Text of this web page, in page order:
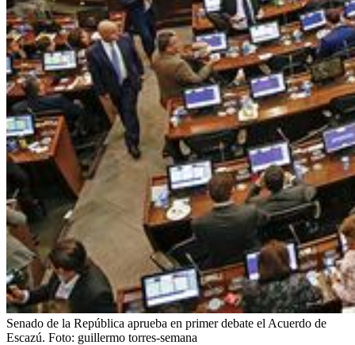
Senado de la República aprueba en primer debate el Acuerdo de
Escazú. Foto: guillermo torres-semana